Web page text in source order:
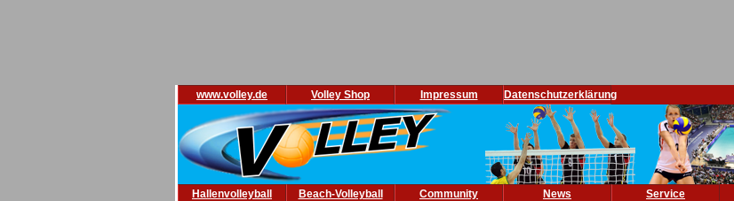
www.volley.de Volley Shop Impressum Datenschutzerklärung
Hallenvolleyball Beach-Volleyball Community News
Service